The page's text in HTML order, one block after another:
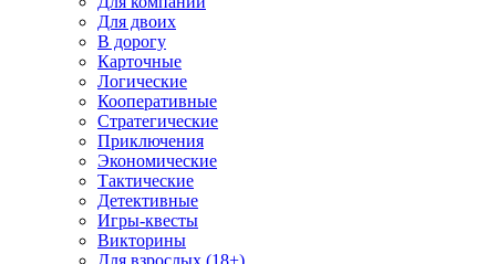
Для двоих
В дорогу
Карточные
Логические
Кооперативные
Стратегические
Приключения
Экономические
Тактические
Детективные
Игры-квесты
Викторины
Для взрослых (18+)